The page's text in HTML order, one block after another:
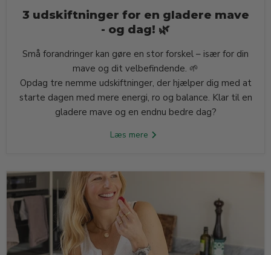
3 udskiftninger for en gladere mave
- og dag! 🌿
Små forandringer kan gøre en stor forskel – især for din
mave og dit velbefindende. 🌱
Opdag tre nemme udskiftninger, der hjælper dig med at
starte dagen med mere energi, ro og balance. Klar til en
gladere mave og en endnu bedre dag?
Læs mere